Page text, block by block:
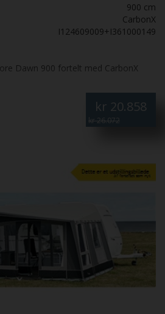
900 cm
CarbonX
I124609009+I361000149
Dawn 900 fortelt med CarbonX
kr 20.858
kr 26.072